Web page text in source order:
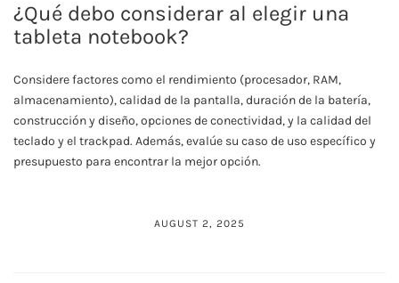
¿Qué debo considerar al elegir una
tableta notebook?
Considere factores como el rendimiento (procesador, RAM,
almacenamiento), calidad de la pantalla, duración de la batería,
construcción y diseño, opciones de conectividad, y la calidad del
teclado y el trackpad. Además, evalúe su caso de uso específico y
presupuesto para encontrar la mejor opción.
AUGUST 2, 2025